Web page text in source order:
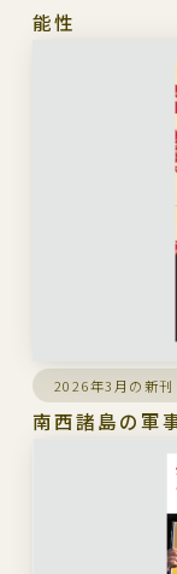
能性
2026年3月の新刊
南西諸島の軍